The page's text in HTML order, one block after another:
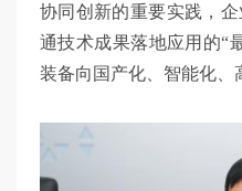
协同创新的重要实践，
通技术成果落地应用的“
装备向国产化、智能化、